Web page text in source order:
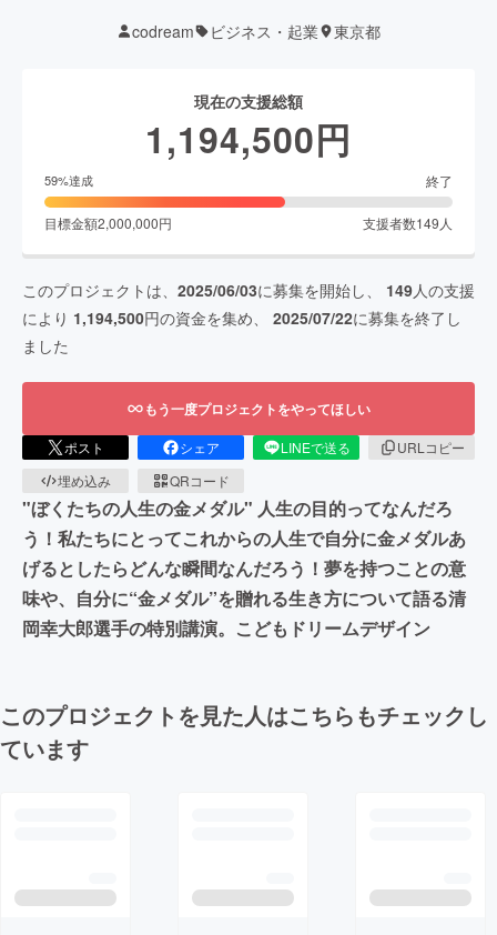
codream ビジネス・起業 東京都
現在の支援総額
1,194,500円
59%達成 終了
目標金額2,000,000円 支援者数149 人
このプロジェクトは、 2025/06/03に募集を開始し、 149人の支援
により 1,194,500円の資金を集め、 2025/07/22に募集を終了し
ました
もう一度プロジェクトをやってほしい
ポスト シェア LINEで送る
URLコピー
埋め込み
QRコード
"ぼくたちの人生の金メダル" 人生の目的ってなんだろ
う！私たちにとってこれからの人生で自分に金メダルあ
げるとしたらどんな瞬間なんだろう！夢を持つことの意
味や、自分に“金メダル”を贈れる生き方について語る清
岡幸大郎選手の特別講演。こどもドリームデザイン
このプロジェクトを見た人はこちらもチェックし
ています